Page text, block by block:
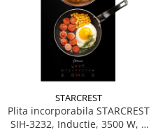
STARCREST
Plita incorporabila STARCREST
SIH-3232, Inductie, 3500 W, 2